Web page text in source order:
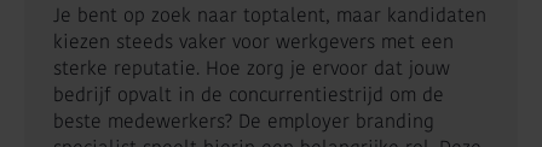
Je bent op zoek naar toptalent, maar kandidaten
kiezen steeds vaker voor werkgevers met een
sterke reputatie. Hoe zorg je ervoor dat jouw
bedrijf opvalt in de concurrentiestrijd om de
beste medewerkers? De employer branding